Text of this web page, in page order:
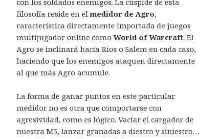
filosofía reside en elmedidor de Agro,
característica directamente importada de juegos
multijugador online comoWorld of Warcraft. El
Agro se inclinará hacia Rios o Salem en cada caso,
haciendo que los enemigos ataquen directamente
al que más Agro acumule.
La forma de ganar puntos en este particular
medidor no es otra que comportarse con
agresividad, como es lógico. Vacíar el cargador de
nuestra M5, lanzar granadas a diestro y siniestro…